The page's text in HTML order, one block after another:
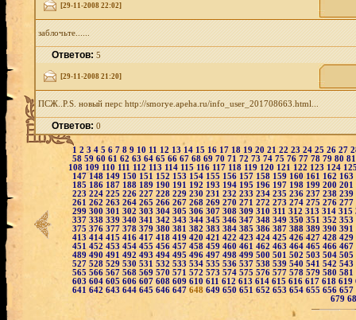
[29-11-2008 22:02]
заблочьте......
Ответов:5
[29-11-2008 21:20]
ПСЖ..P.S. новый перс http://smorye.apeha.ru/info_user_201708663.html...
Ответов:0
1 2 3 4 5 6 7 8 9 10 11 12 13 14 15 16 17 1819 20 21 22 23 24 25 26 27
58 59 60 61 62 63 64 65 66 67 68 69 70 71 72 73 74 75 76 77 78 79 80
108 109 110 111 112 113 114 115116 117 118 119 120 121 122 123 124
147 148 149 150 151 152 153 154 155 156 157 158 159 160 161 162 163
185 186 187 188 189 190 191 192 193 194 195 196 197 198 199 200 201
223 224 225 226 227 228 229 230 231 232 233 234 235 236 237 238 239
261 262 263 264 265 266 267 268 269 270 271 272 273 274 275 276 277
299 300 301 302 303 304 305 306 307 308 309 310 311 312 313 314 315
337 338 339 340 341 342 343 344 345 346 347 348 349 350 351 352 353
375 376 377 378 379 380 381 382 383 384 385 386 387 388 389 390 391
413 414 415 416 417 418 419 420 421 422 423 424 425 426 427 428 429
451 452 453 454 455 456 457 458 459 460 461 462 463 464 465 466 467
489 490 491 492 493 494 495 496 497 498 499 500 501 502 503 504 505
527 528 529 530 531 532 533 534 535 536 537 538 539 540 541 542 543
565 566 567 568 569 570 571 572 573 574 575 576 577 578 579 580 581
603 604 605 606 607 608 609 610 611 612 613 614 615 616 617 618 619
641 642 643 644 645 646 647 648 649 650 651 652 653 654 655 656 657
679